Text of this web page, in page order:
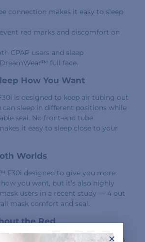
connection makes it easy to sleep
red marks and discomfort on
CPAP users and sleep
full face.
How You Want
is designed to keep air tubing out
can sleep in different positions while
seal. No front-end tube
it easy to sleep close to your
Worlds
F30i designed to give you more
you want, but it’s also highly
users in a recent study — 4 out
mask comfort and seal.
the Red
mask cushion rests under the nose,